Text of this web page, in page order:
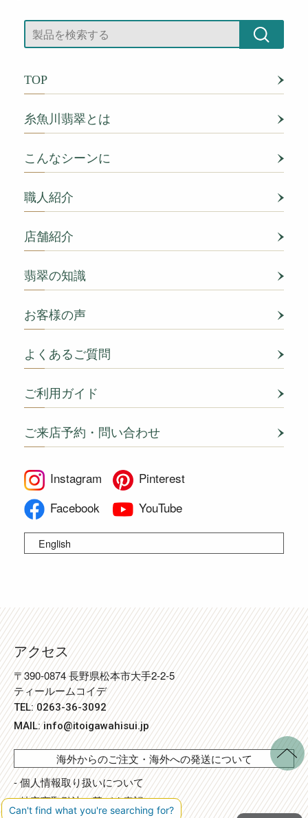
TOP
糸魚川翡翠とは
こんなシーンに
職人紹介
店舗紹介
翡翠の知識
お客様の声
よくあるご質問
ご利用ガイド
ご来店予約・問い合わせ
Instagram
Pinterest
Facebook
YouTube
English
アクセス
〒390-0874 長野県松本市大手2-2-5
ティールームコイデ
TEL: 0263-36-3092
MAIL:info@itoigawahisui.jp
海外からのご注文・海外への発送について
- 個人情報取り扱いについて
- 特定商取引法に基づく表記